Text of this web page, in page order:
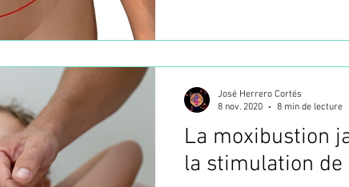
ACUPUNCTURE FORMATION
(TMO MOXIBUSTION JAPONAISE - OKYU
FORMATION PBM ACUPUNCTURE Choisir sa
La moxibustion
la stimulation
José Herrero Cortés
8 nov. 2020
8 min de lecture